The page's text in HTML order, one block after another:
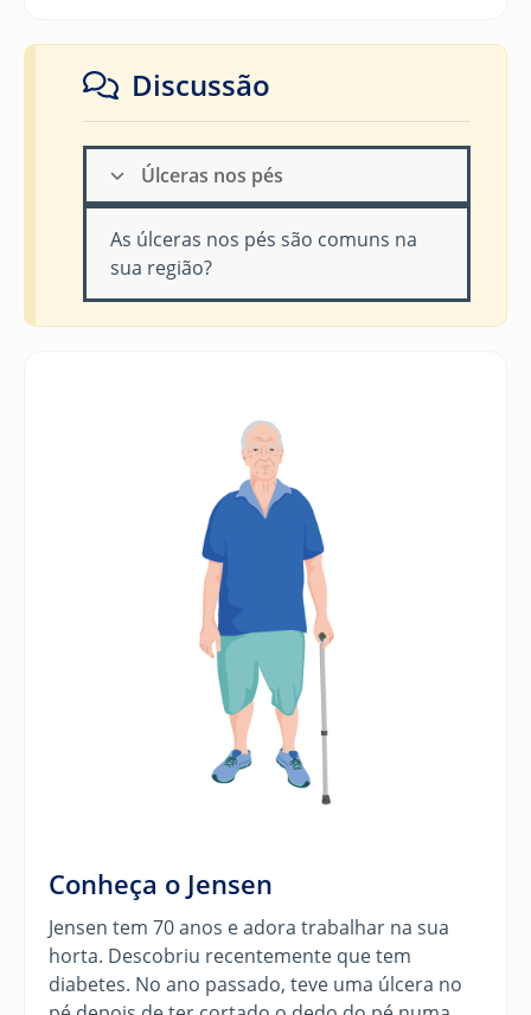
Discussão
Úlceras nos pés
As úlceras nos pés são comuns na
sua região?
Conheça o Jensen
Jensen tem 70 anos e adora trabalhar na sua
horta. Descobriu recentemente que tem
diabetes. No ano passado, teve uma úlcera no